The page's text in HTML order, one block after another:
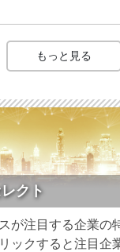
もっと見る
クト
が注目する企業の
ックすると注目企